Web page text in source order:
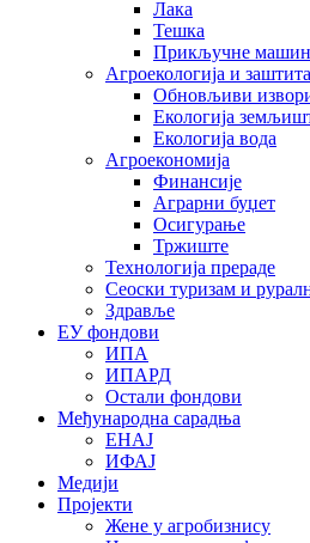
Лака
Тешка
Прикључне
Агроекологија и
Обновљиви
Екологија
Екологија вода
Агроекономија
Финансије
Аграрни буџет
Осигурање
Тржиште
Технологија прераде
Сеоски туризам и
Здравље
ЕУ фондови
ИПА
ИПАРД
Остали фондови
Међународна сарадња
ЕНАЈ
ИФАЈ
Медији
Пројекти
Жене у агробизнису